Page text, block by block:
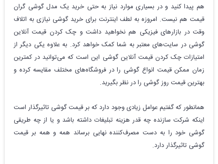
هم پیدا کنید و در بسیاری موارد نیاز به حتی خرید یک مدل گوشی گران
قیمت هم نیست. امروزه به لطف اینترنت برای خرید گوشی نیازی به اتلاف
وقت در بازارهای فیزیکی هم نخواهید داشت و چک کردن قیمت آنلاین
گوشی در سایت‌های معتبر به شما کمک خواهد کرد. به علاوه یکی دیگر از
امتیازات چک کردن قیمت آنلاین گوشی این است که می‌توانید در کمترین
زمان ممکن قیمت انواع گوشی را در فروشگاه‌های مختلف مقایسه کرده و
بهترین قیمت روز گوشی را در نظر بگیرید.
همانطور که گفتیم عوامل زیادی وجود دارد که بر قیمت گوشی تاثیرگذار است
اینکه شرکت سازنده چه قدر هزینه تبلیغات داشته باشد و یا از چه طریقی
گوشی خود را به دست مصرف‌کننده نهایی برساند همه و همه بر قیمت
گوشی تاثیرگذار دارد.